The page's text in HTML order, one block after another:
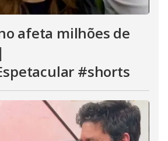
afeta milhões de
#shorts